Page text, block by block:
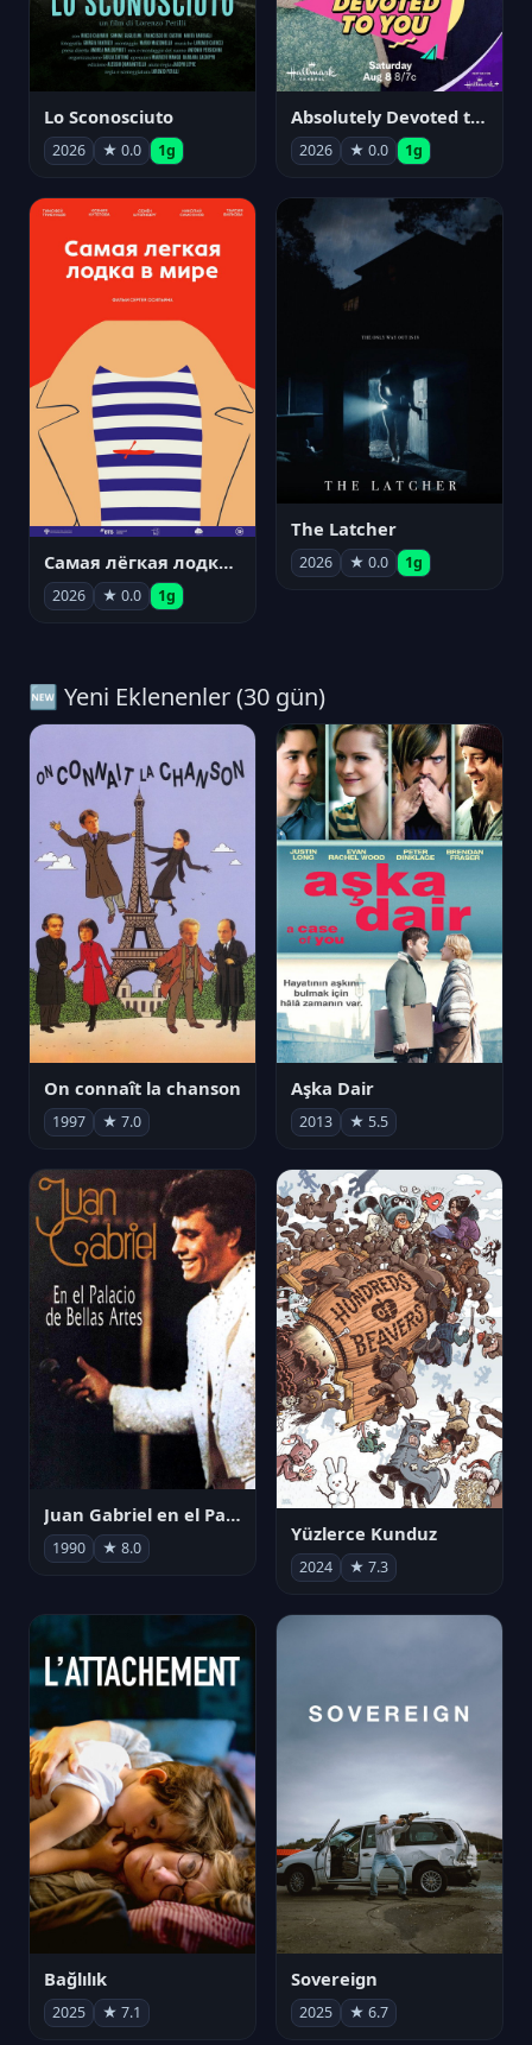
Lo Sconosciuto
2026 ★ 0.0 1g
Absolutely Devoted to You
2026 ★ 0.0 1g
Самая лёгкая лодка в мире
2026 ★ 0.0 1g
The Latcher
2026 ★ 0.0 1g
🆕 Yeni Eklenenler (30 gün)
On connaît la chanson
1997 ★ 7.0
Aşka Dair
2013 ★ 5.5
Juan Gabriel en el Palacio de Bellas Artes
1990 ★ 8.0
Yüzlerce Kunduz
2024 ★ 7.3
Bağlılık
2025 ★ 7.1
Sovereign
2025 ★ 6.7